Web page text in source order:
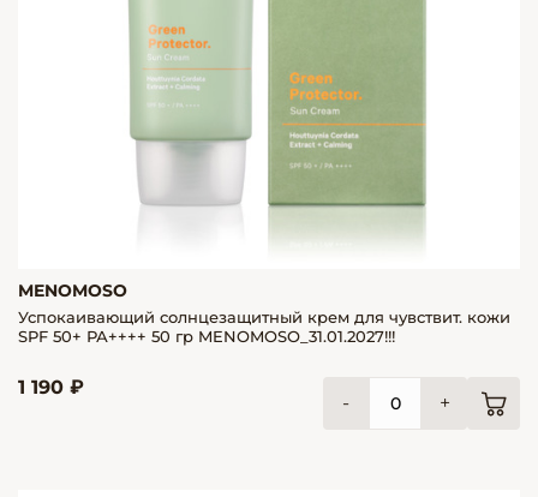
MENOMOSO
Успокаивающий солнцезащитный крем для чувствит. кожи
SPF 50+ РА++++ 50 гр MENOMOSO_31.01.2027!!!
1 190 ₽
- +